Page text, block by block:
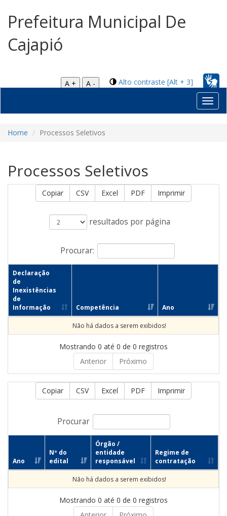
Prefeitura Municipal De
Cajapió
Alto contraste [Alt + 3]
A +
A -
Home Processos Seletivos
Processos Seletivos
Copiar CSV Excel PDF Imprimir
resultados por página
Procurar:
Declaração
de
Inexistências
de
Informação
Competência Ano
Não há dados a serem exibidos!
Mostrando 0 até 0 de 0 registros
Anterior
Próximo
Copiar CSV Excel PDF Imprimir
Procurar
Ano
Nº do
edital
Órgão /
entidade
responsável
Regime de
contratação
Não há dados a serem exibidos!
Mostrando 0 até 0 de 0 registros